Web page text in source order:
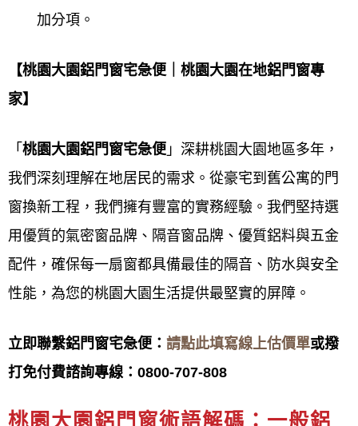
鋁門窗工程宅急便
的環境，提升生活品質。於創立以來深耕40年，有極
高之評價，更受到客戶的肯定，為您建立心中的夢想
家！40年的堅持 │鋁門窗工程宅急便 │ 打造優質窗的
夢想家
鋁門窗工程宅急便擁有多年鋁門窗施工之實務經驗，
從規劃丈量、設計到施工，秉持著用心、高品質、誠
信，來服務所有客戶，從每一個小細節都細心與客戶
討論溝通，從鋁門窗款式到施工完成後使用便利性、
耐用度...等等多方面考量，給予最專業之門窗建議，
以降低客戶成本，達到最高品質。
未來鋁門窗工程宅急便會持續力求完美，來滿足顧客
加分項。
【桃園大園鋁門窗宅急便｜桃園大園在地鋁門窗專
家】
「 桃園大園鋁門 窗宅急便 」深耕桃園大園地區多年，
我們深刻理解在地居民的需求。從豪宅到舊公寓的門
窗換新工程，我們擁有豐富的實務經驗。我們堅持選
用優質的氣密窗品牌、隔音窗品牌、優質鋁料與五金
配件，確保每一扇窗都具備最佳的隔音、防水與安全
性能，為您的桃園大園生活提供最堅實的屏障。
立即聯繫鋁門窗宅急便： 請點此填寫線上估價單或撥
打免付費諮詢專線： 0800-707-808
桃園大園鋁門窗術語解碼：一般鋁